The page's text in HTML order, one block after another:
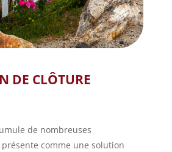
DE CLÔTURE
de nombreuses
comme une solution